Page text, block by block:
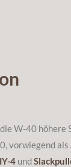
W-40 höhere
vorwiegend als
4 und